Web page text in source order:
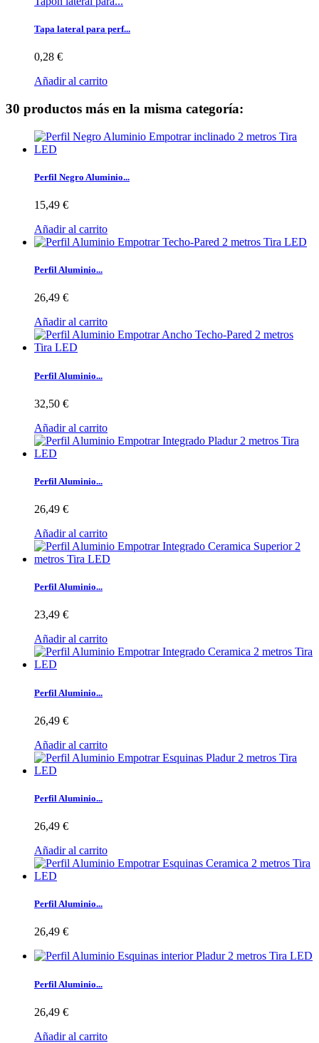
Tapa lateral para perf...
0,28 €
Añadir al carrito
30 productos más en la misma categoría:
Perfil Negro Aluminio...
15,49 €
Añadir al carrito
Perfil Aluminio...
26,49 €
Añadir al carrito
Perfil Aluminio...
32,50 €
Añadir al carrito
Perfil Aluminio...
26,49 €
Añadir al carrito
Perfil Aluminio...
23,49 €
Añadir al carrito
Perfil Aluminio...
26,49 €
Añadir al carrito
Perfil Aluminio...
26,49 €
Añadir al carrito
Perfil Aluminio...
26,49 €
Perfil Aluminio...
26,49 €
Añadir al carrito